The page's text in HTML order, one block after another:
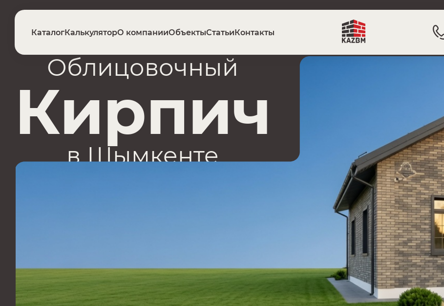
КаталогКалькуляторО компанииОбъектыСтатьиКонтакты
Облицовочный
Кирпич
в Шымкенте